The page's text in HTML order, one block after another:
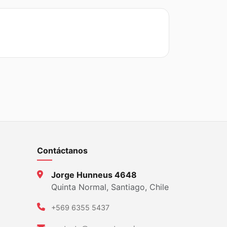
Contáctanos
Jorge Hunneus 4648
Quinta Normal, Santiago, Chile
+569 6355 5437